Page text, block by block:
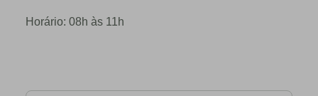
Horário: 08h às 11h